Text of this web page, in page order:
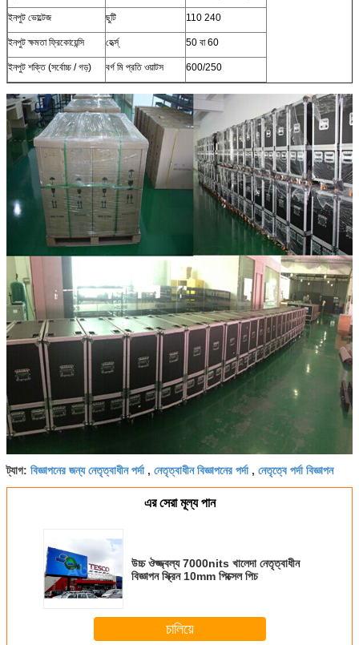
ইনপুট ভোল্টেজ ছুটি 110 240
ইনপুট ক্ষমতা ফ্রিকোয়েন্সি হের্ত্স্ 50 বা 60
ইনপুট শক্তি (সর্বোচ্চ / গড়) বর্গ মি প্রতি ওয়াটস 600/250
ট্যাগ: বিজ্ঞাপনের জন্য নেতৃত্বাধীন পর্দা, নেতৃত্বাধীন বিজ্ঞাপনের পর্দা, নেতৃত্বে পর্দা বিজ্ঞাপন
এর সেরা মূল্য পান
উচ্চ ঔজ্জ্বল্য 7000nits খালেদা নেতৃত্বাধীন
বিজ্ঞাপন স্ক্রিন 10mm পিক্সেল পিচ
চালিয়ে